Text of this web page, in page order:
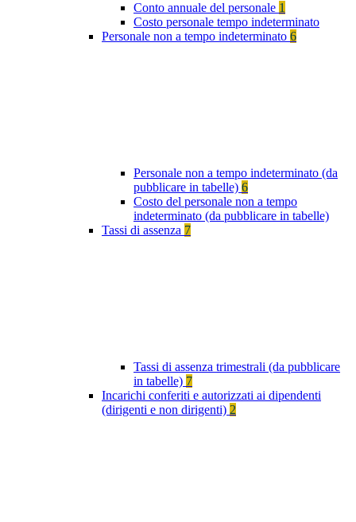
Conto annuale del personale 1
Costo personale tempo indeterminato
Personale non a tempo indeterminato 6
Personale non a tempo indeterminato (da
pubblicare in tabelle) 6
Costo del personale non a tempo
indeterminato (da pubblicare in tabelle)
Tassi di assenza 7
Tassi di assenza trimestrali (da pubblicare
in tabelle) 7
Incarichi conferiti e autorizzati ai dipendenti
(dirigenti e non dirigenti) 2